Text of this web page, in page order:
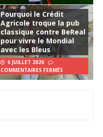
Pourquoi le Crédit
Agricole troque la pub
classique contre BeReal
pour vivre le Mondial
avec les Bleus
6 JUILLET 2026
COMMENTAIRES FERMÉS